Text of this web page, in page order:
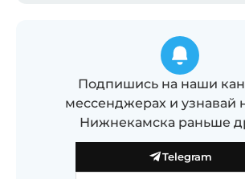
Подпишись на наши
мессенджерах и узнавай
Нижнекамска раньше
Telegram